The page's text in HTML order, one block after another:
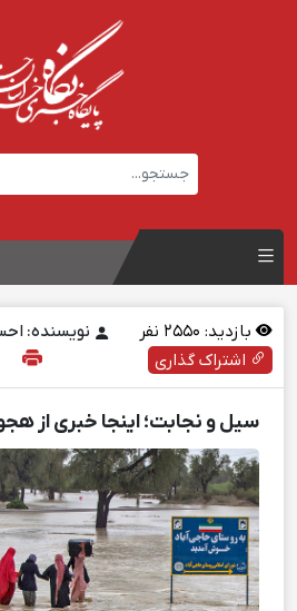
بازدید: نفر نویسنده:
اشتراک گذاری
سیل و نجابت؛ اینجا خبری از